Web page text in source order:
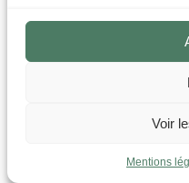
Voir
Mentions
Drainage |
Femmes |
Foie |
Immunité |
Peau | Ongles |
Tisanes bien-